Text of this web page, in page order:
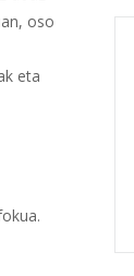
oso
eta